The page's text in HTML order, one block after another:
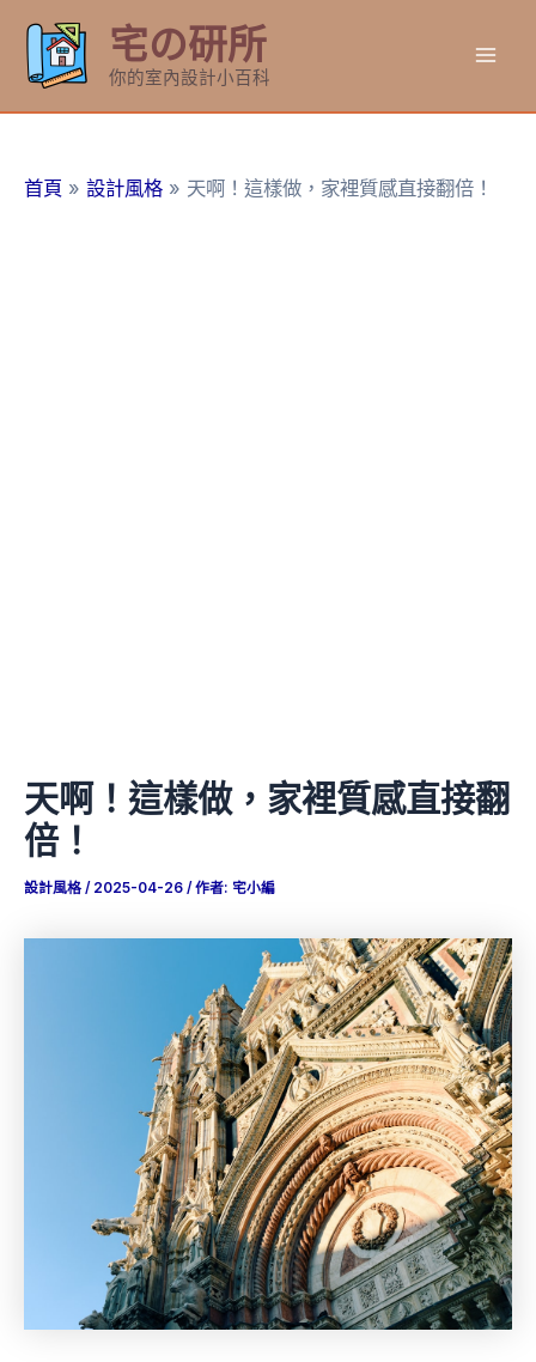
要
宅の研所
你的室內設計小百科
首頁 設計風格 天啊！這樣做，家裡質感直接翻倍！
天啊！這樣做，家裡質感直接翻
倍！
設計風格 / 2025-04-26 / 作者: 宅小編